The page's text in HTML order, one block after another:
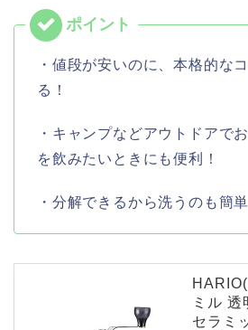
・値段が安いのに、本格的な
る！
・キャンプなどアウトドアで
を飲みたいときにも便利！
・分解できるから洗うのも簡単
ミル 透
セラミ